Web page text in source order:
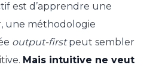
est d’apprendre une
une méthodologie
output-firstpeut sembler
Mais intuitive ne veut